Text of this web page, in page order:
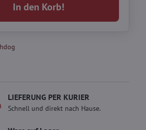
In den Korb!
LIEFERUNG PER KURIER
Schnell und direkt nach Hause.